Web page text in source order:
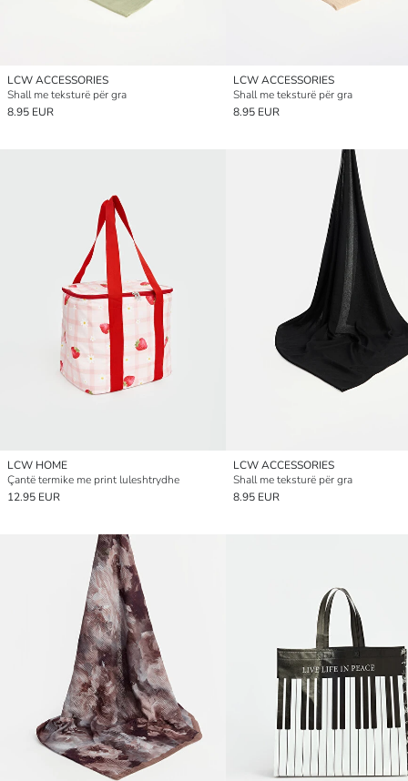
LCW ACCESSORIES
Shall me teksturë për gra
8.95 EUR
LCW ACCESSORIES
Shall me teksturë për gra
8.95 EUR
LCW HOME
Çantë termike me print luleshtrydhe
12.95 EUR
LCW ACCESSORIES
Shall me teksturë për gra
8.95 EUR